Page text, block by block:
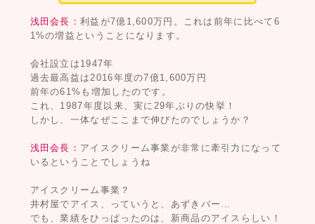
浅田会長：利益が7億1,600万円。これは前年に比べて6
1%の増益ということになります。
会社設立は1947年
過去最高益は2016年度の7億1,600万円
前年の61%も増加したのです。
これ、1987年度以来、実に29年ぶりの快挙！
しかし、一体なぜここまで伸びたのでしょうか？
浅田会長： アイスクリーム事業が非常に牽引力になって
いるということでしょうね
アイスクリーム事業？
井村屋でアイス、っていうと、あずきバー…
でも、業績をひっぱったのは、新商品のアイスらしい！